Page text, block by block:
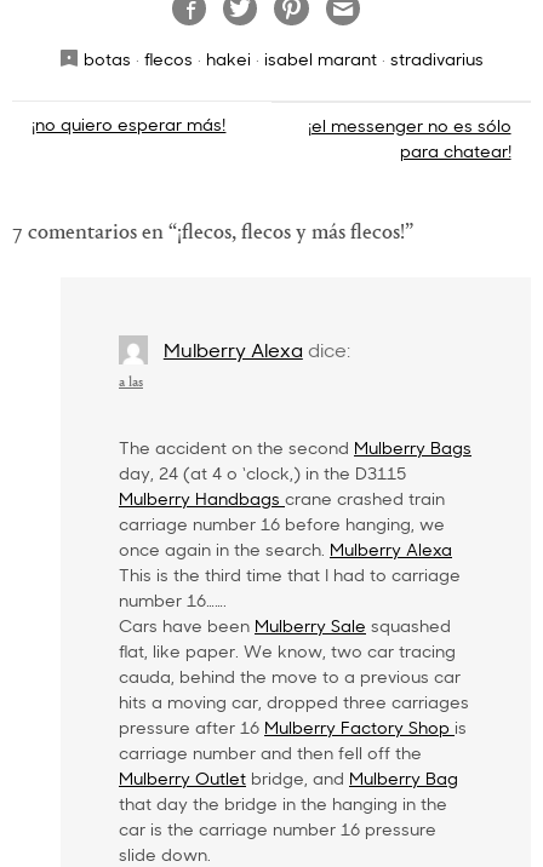
botas · flecos · hakei · isabel marant · stradivarius
Navegación
¡no quiero esperar más!
¡el messenger no es sólo
para chatear!
7 comentarios en “¡flecos, flecos y más flecos!”
Mulberry Alexa dice:
a las
The accident on the second Mulberry Bags
day, 24 (at 4 o ‘clock,) in the D3115
Mulberry Handbags crane crashed train
carriage number 16 before hanging, we
once again in the search. Mulberry Alexa
This is the third time that I had to carriage
number 16…….
Cars have been Mulberry Sale squashed
flat, like paper. We know, two car tracing
cauda, behind the move to a previous car
hits a moving car, dropped three carriages
pressure after 16 Mulberry Factory Shop is
carriage number and then fell off the
Mulberry Outlet bridge, and Mulberry Bag
that day the bridge in the hanging in the
car is the carriage number 16 pressure
slide down.